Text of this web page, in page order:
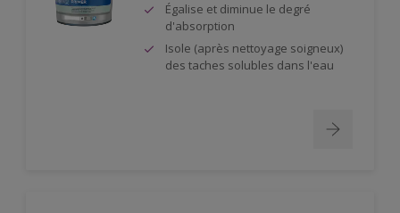
Égalise et diminue le degré
d'absorption
Isole (après nettoyage soigneux)
des taches solubles dans l'eau